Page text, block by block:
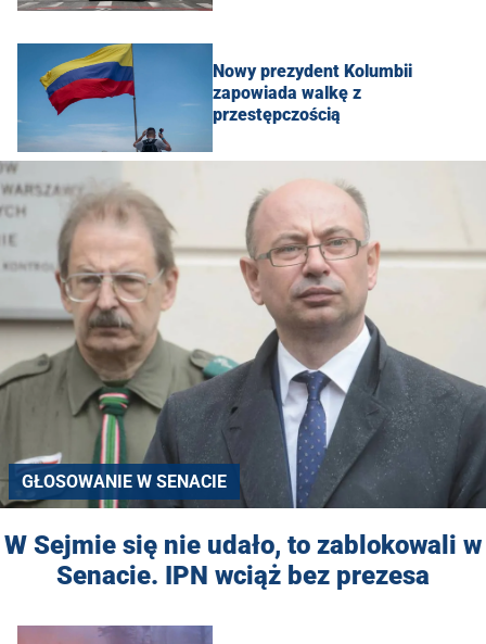
Nowy prezydent Kolumbii
zapowiada walkę z
przestępczością
GŁOSOWANIE W SENACIE
W Sejmie się nie udało, to zablokowali w
Senacie. IPN wciąż bez prezesa